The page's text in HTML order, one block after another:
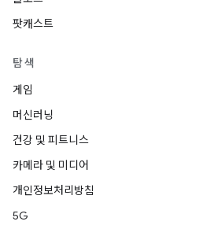
팟캐스트
탐색
게임
머신러닝
건강 및 피트니스
카메라 및 미디어
개인정보처리방침
5G